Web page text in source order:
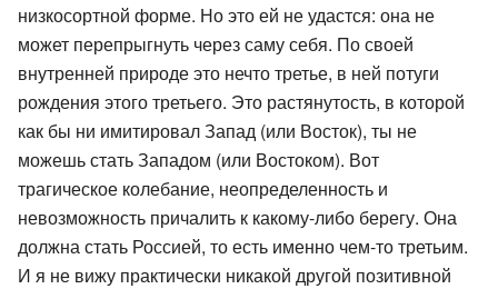
низкосортной форме. Но это ей не удастся: она не
может перепрыгнуть через саму себя. По своей
внутренней природе это нечто третье, в ней потуги
рождения этого третьего. Это растянутость, в которой
как бы ни имитировал Запад (или Восток), ты не
можешь стать Западом (или Востоком). Вот
трагическое колебание, неопределенность и
невозможность причалить к какому-либо берегу. Она
должна стать Россией, то есть именно чем-то третьим.
И я не вижу практически никакой другой позитивной